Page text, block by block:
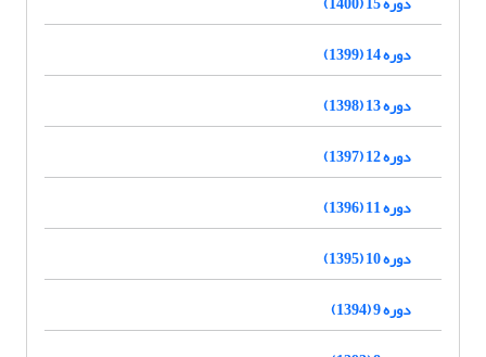
دوره 14 (1399)
دوره 13 (1398)
دوره 12 (1397)
دوره 11 (1396)
دوره 10 (1395)
دوره 9 (1394)